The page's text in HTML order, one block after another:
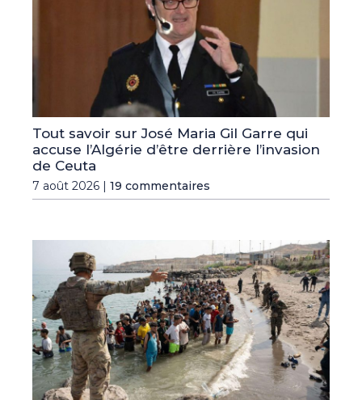
Tout savoir sur José Maria Gil Garre qui
accuse l’Algérie d’être derrière l’invasion
de Ceuta
7 août 2026 | 19 commentaires